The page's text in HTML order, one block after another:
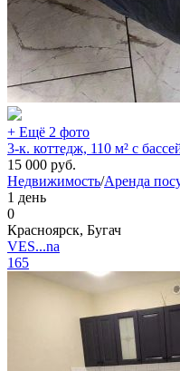
+ Ещё 2 фото
3-к. коттедж, 110 м² с
15 000 руб.
Недвижимость/Аренда
1 день
0
Красноярск, Бугач
VES...na
165